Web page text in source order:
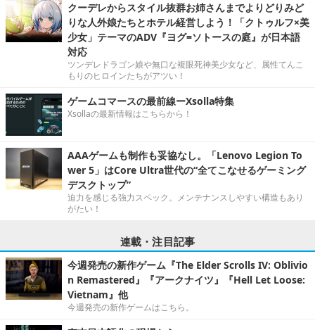
クーデレからスタイル抜群お姉さんまでよりどりみど
りな人外娘たちとホテル経営しよう！「クトゥルフ×美
少女」テーマのADV『ヨグ=ソトースの庭』が日本語
対応
ツンデレドラゴン娘や無口な複眼死神美少女など、属性てんこ
もりのヒロインたちがアツい！
ゲームコマースの最前線ーXsolla特集
Xsollaの最新情報はこちらから！
AAAゲームも制作も妥協なし。「Lenovo Legion To
wer 5」はCore Ultra世代の“全てこなせるゲーミング
デスクトップ”
迫力を感じる強力スペック。メンテナンスしやすい構造もあり
がたい！
連載・注目記事
今週発売の新作ゲーム『The Elder Scrolls IV: Oblivio
n Remastered』『アークナイツ』『Hell Let Loose:
Vietnam』他
今週発売の新作ゲームはこちら。